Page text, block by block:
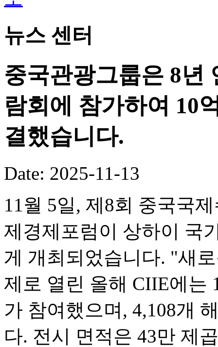
뉴스 센터
중국관광그룹은 8년
람회에 참가하여 10
결했습니다.
Date: 2025-11-13
11월 5일, 제8회 중국국
제경제포럼이 상하이 국
게 개최되었습니다. "새
제로 열린 올해 CIIE에는
가 참여했으며, 4,108개
다. 전시 면적은 43만 제